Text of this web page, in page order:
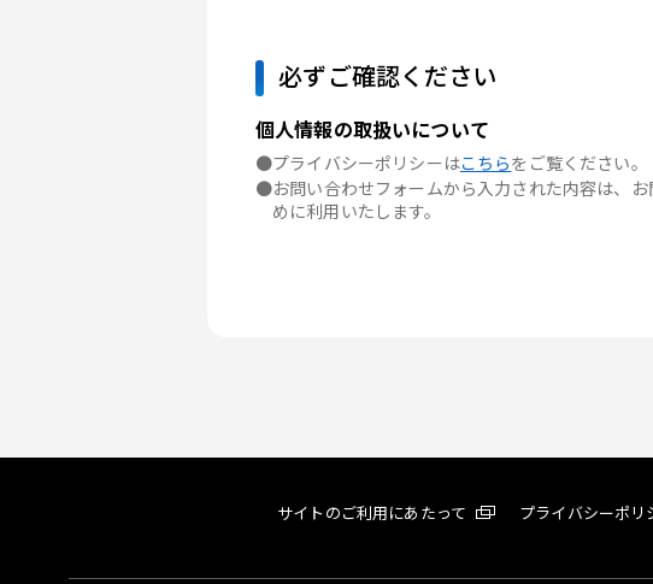
必ずご確認ください
個人情報の取扱いについて
●プライバシーポリシーはこちらをご覧ください。
●お問い合わせフォームから入力された内容は、
めに利用いたします。
サイトのご利用にあたって プライバシーポリ